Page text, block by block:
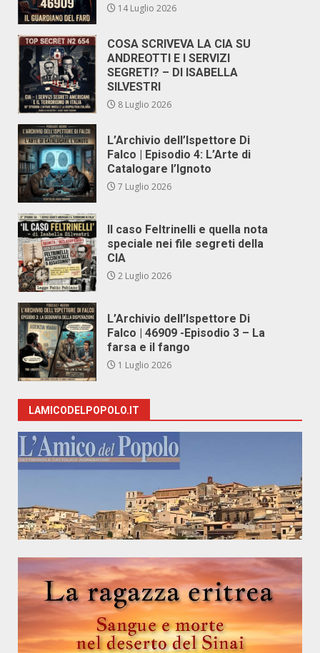
14 Luglio 2026
COSA SCRIVEVA LA CIA SU
ANDREOTTI E I SERVIZI
SEGRETI? – DI ISABELLA
SILVESTRI
8 Luglio 2026
L’Archivio dell’Ispettore Di
Falco | Episodio 4: L’Arte di
Catalogare l’Ignoto
7 Luglio 2026
Il caso Feltrinelli e quella nota
speciale nei file segreti della
CIA
2 Luglio 2026
L’Archivio dell’Ispettore Di
Falco | 46909 -Episodio 3 – La
farsa e il fango
1 Luglio 2026
LAMICODELPOPOLO.IT